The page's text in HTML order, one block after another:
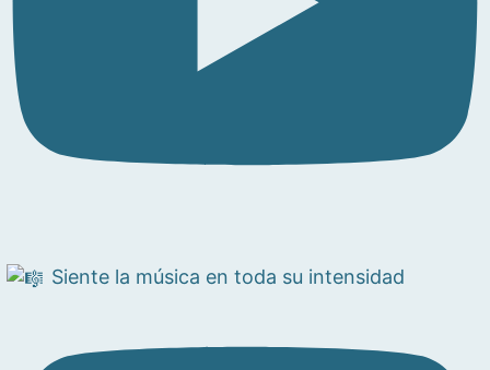
Siente la música en toda su intensidad